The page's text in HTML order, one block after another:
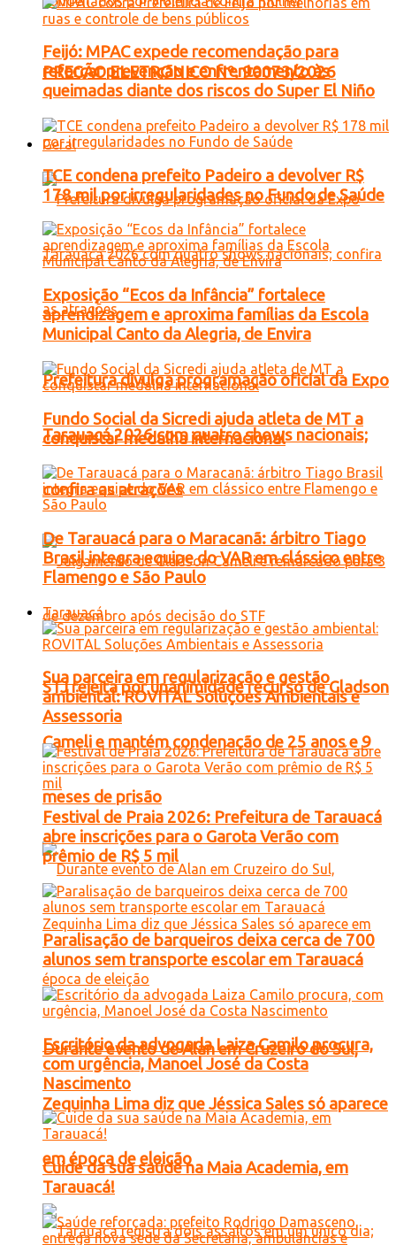
PREGÃO ELETRONICO Nº. 90073/2026
Geral
Prefeitura divulga programação oficial da Expo
Tarauacá 2026 com quatro shows nacionais;
confira as atrações
STJ rejeita por unanimidade recurso de Gladson
Cameli e mantém condenação de 25 anos e 9
meses de prisão
Durante evento de Alan em Cruzeiro do Sul,
Zequinha Lima diz que Jéssica Sales só aparece
em época de eleição
Feijó: MPAC expede recomendação para
reforçar prevenção e enfrentamento às
queimadas diante dos riscos do Super El Niño
TCE condena prefeito Padeiro a devolver R$
178 mil por irregularidades no Fundo de Saúde
Exposição “Ecos da Infância” fortalece
aprendizagem e aproxima famílias da Escola
Municipal Canto da Alegria, de Envira
Fundo Social da Sicredi ajuda atleta de MT a
conquistar medalha internacional
De Tarauacá para o Maracanã: árbitro Tiago
Brasil integra equipe do VAR em clássico entre
Flamengo e São Paulo
Tarauacá
Sua parceira em regularização e gestão
ambiental: ROVITAL Soluções Ambientais e
Assessoria
Festival de Praia 2026: Prefeitura de Tarauacá
abre inscrições para o Garota Verão com
prêmio de R$ 5 mil
Paralisação de barqueiros deixa cerca de 700
alunos sem transporte escolar em Tarauacá
Escritório da advogada Laiza Camilo procura,
com urgência, Manoel José da Costa
Nascimento
Cuide da sua saúde na Maia Academia, em
Tarauacá!